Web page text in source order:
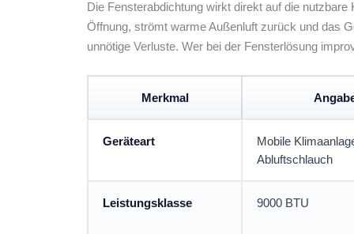
Die Fensterabdichtung wirkt direkt auf die
Öffnung, strömt warme Außenluft zurück und das
unnötige Verluste. Wer bei der Fensterlösung
Merkmal
Geräteart
Mobile
Abluftschlauch
Leistungsklasse 9000 BTU